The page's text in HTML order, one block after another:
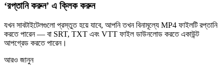
‘রপ্তানি করুন’ এ ক্লিক করুন
যখন সাবটাইটেলগুলো প্রস্তুত হয়ে যাবে, আপনি তখন বিনামূল্যে MP4 ফাইলটি রপ্তানি
করতে পারেন — বা SRT, TXT এবং VTT ফাইল ডাউনলোড করতে একাউন্ট
আপগ্রেড করতে পারেন।
আরও জানুন